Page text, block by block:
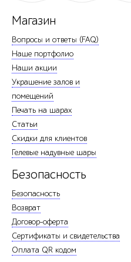
Магазин
Вопросы и ответы (FAQ)
Наше портфолио
Наши акции
Украшение залов и
помещений
Печать на шарах
Статьи
Скидки для клиентов
Гелевые надувные шары
Безопасность
Безопасность
Возврат
Договор-оферта
Сертификаты и свидетельства
Оплата QR кодом